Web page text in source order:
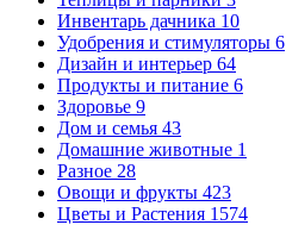
Инвентарь дачника 10
Удобрения и стимуляторы 6
Дизайн и интерьер 64
Продукты и питание 6
Здоровье 9
Дом и семья 43
Домашние животные 1
Разное 28
Овощи и фрукты 423
Цветы и Растения 1574